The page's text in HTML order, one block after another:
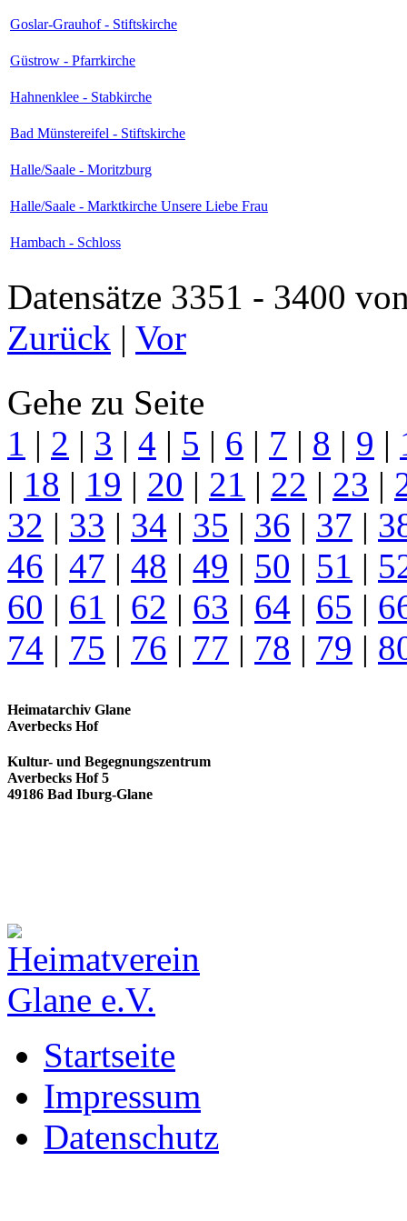
Goslar-Grauhof - Stiftskirche
Güstrow - Pfarrkirche
Hahnenklee - Stabkirche
Bad Münstereifel - Stiftskirche
Halle/Saale - Moritzburg
Halle/Saale - Marktkirche Unsere Liebe Frau
Hambach - Schloss
Datensätze 3351 - 3400
Zurück | Vor
Gehe zu Seite
1 | 2 | 3 | 4 | 5 | 6 | 7 | 8 | 9 |
| 18 | 19 | 20 | 21 | 22 | 23 |
32 | 33 | 34 | 35 | 36 | 37 |
46 | 47 | 48 | 49 | 50 | 51 |
60 | 61 | 62 | 63 | 64 | 65 |
74 | 75 | 76 | 77 | 78 | 79 |
Heimatarchiv Glane
Averbecks Hof
Kultur- und Begegnungszentrum
Averbecks Hof 5
49186 Bad Iburg-Glane
Startseite
Impressum
Datenschutz